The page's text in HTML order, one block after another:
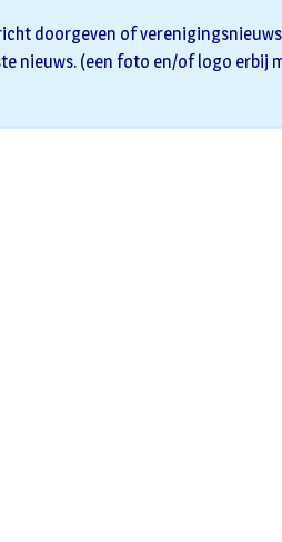
doorgeven of
nieuws. (een foto en/of logo erbij